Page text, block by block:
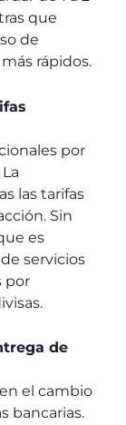
que
de
rápidos.
por
las tarifas
Sin
es
servicios
por
de
el cambio
bancarias.